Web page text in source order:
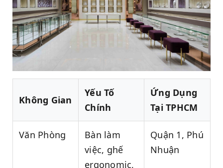
Không Gian
Yếu Tố
Chính
Ứng Dụng
Tại TPHCM
Văn Phòng
Bàn làm
việc, ghế
ergonomic,
Quận 1, Phú
Nhuận